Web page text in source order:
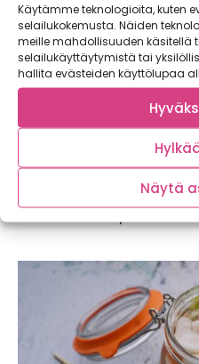
Käytämme teknologioita, kuten
selailukokemusta. Näiden
meille mahdollisuuden käsitellä
selailukäyttäytymistä tai
hallita evästeiden käyttölupaa
Näytä
Kuitua kaurasta ja
Kevät on luonnossa uuden